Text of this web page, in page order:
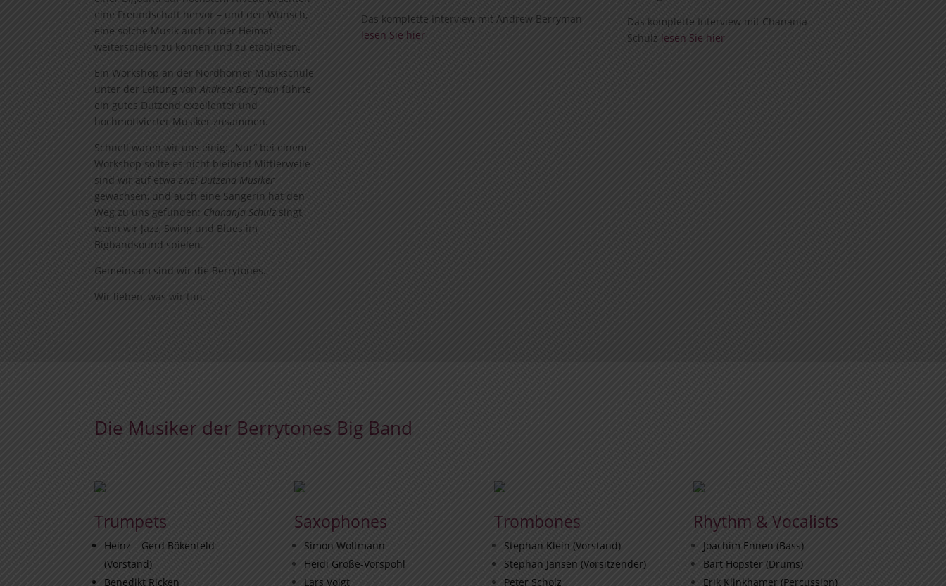
eine Freundschaft hervor – und den Wunsch,
eine solche Musik auch in der Heimat
weiterspielen zu können und zu etablieren.
Ein Workshop an der Nordhorner Musikschule
unter der Leitung vonAndrew Berryman führte
ein gutes Dutzend exzellenter und
hochmotivierter Musiker zusammen.
Schnell waren wir uns einig: „Nur“ bei einem
Workshop sollte es nicht bleiben! Mittlerweile
sind wir auf etwazwei Dutzend Musiker
gewachsen, und auch eine Sängerin hat den
Weg zu uns gefunden: Chananja Schulz singt,
wenn wir Jazz, Swing und Blues im
Bigbandsound spielen.
Gemeinsam sind wir die Berrytones.
Wir lieben, was wir tun.
Das komplette Interview mit Andrew Berryman
lesen Sie hier
Das komplette Interview mit Chananja
Schulz lesen Sie hier
Die Musiker der Berrytones Big Band
Trumpets
Heinz – Gerd Bökenfeld
(Vorstand)
Benedikt Ricken
Saxophones
Simon Woltmann
Heidi Große-Vorspohl
Lars Voigt
Trombones
Stephan Klein (Vorstand)
Stephan Jansen (Vorsitzender)
Peter Scholz
Rhythm & Vocalists
Joachim Ennen (Bass)
Bart Hopster (Drums)
Erik Klinkhamer (Percussion)